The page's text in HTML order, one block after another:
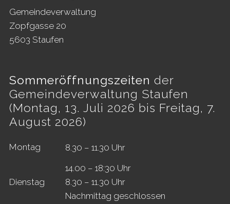
Gemeindeverwaltung
Zopfgasse 20
5603 Staufen
Sommeröffnungszeiten der
Gemeindeverwaltung Staufen
(Montag, 13. Juli 2026 bis Freitag, 7.
August 2026)
Montag
8.30 – 11.30 Uhr
14.00 – 18:30 Uhr
Dienstag
8.30 – 11.30 Uhr
Nachmittag geschlossen